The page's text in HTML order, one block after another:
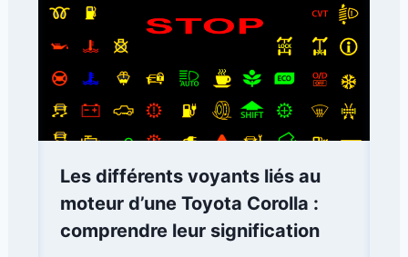
Les différents voyants liés au
moteur d’une Toyota Corolla :
comprendre leur signification